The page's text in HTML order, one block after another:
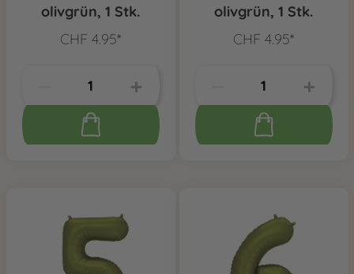
olivgrün, 1 Stk.
CHF 4.95*
olivgrün, 1 Stk.
CHF 4.95*